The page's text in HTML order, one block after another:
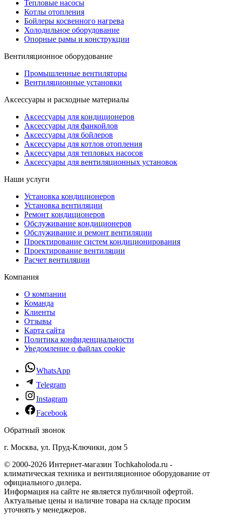
Тепловые насосы
Котлы отопления
Бойлеры косвенного нагрева
Холодильное оборудование
Опорные рамы и конструкции
Вентиляционное оборудование
Промышленные вентиляторы
Вентиляционные установки
Аксессуары и расходные материалы
Аксессуары для кондиционеров
Аксессуары для фанкойлов
Аксессуары для бойлеров
Аксессуары для котлов отопления
Аксессуары для тепловых насосов
Аксессуары для вентиляционных установок
Наши услуги
Установка кондиционеров
Установка вентиляции
Ремонт кондиционеров
Обслуживание кондиционеров
Обслуживание и ремонт вентиляции
Проектирование систем кондиционирования
Проектирование вентиляции
Расчет вентиляции
Компания
О компании
Команда
Клиенты
Отзывы
Карта сайта
Политика конфиденциальности
Уведомление о файлах cookie
WhatsApp
Telegram
Instagram
Facebook
Обратный звонок
г. Москва, ул. Пруд-Ключики, дом 5
© 2000-2026 Интернет-магазин Tochkaholoda.ru -
климатическая техника и вентиляционное оборудование от
официального дилера.
Информация на сайте не является публичной офертой.
Актуальные цены и наличие товара на складе просим
уточнять у менеджеров.